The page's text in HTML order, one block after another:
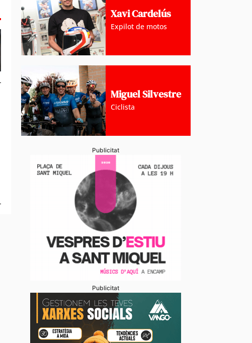
Els establiments es fan forts davant una demanda
al 95% en un juliol que ja és històric
Xavi Cardelús
Expilot de motos
Miguel Silvestre
Ciclista
Publicitat
Publicitat